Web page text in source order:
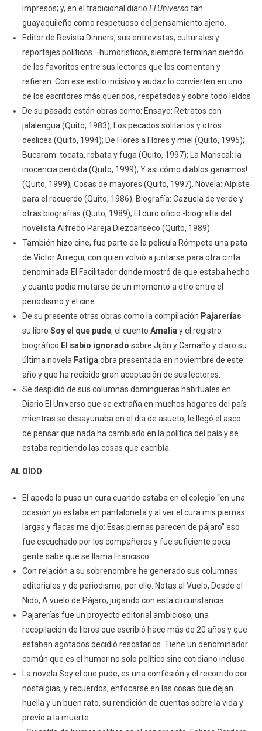
impresos; y, en el tradicional diario El Universo tan
guayaquileño como respetuoso del pensamiento ajeno.
Editor de Revista Dinners, sus entrevistas, culturales y
reportajes políticos –humorísticos, siempre terminan siendo
de los favoritos entre sus lectores que los comentan y
refieren. Con ese estilo incisivo y audaz lo convierten en uno
de los escritores más queridos, respetados y sobre todo leídos
De su pasado están obras como: Ensayo: Retratos con
jalalengua (Quito, 1983); Los pecados solitarios y otros
deslices (Quito, 1994); De Flores a Flores y miel (Quito, 1995);
Bucaram: tocata, robata y fuga (Quito, 1997); La Mariscal: la
inocencia perdida (Quito, 1999); Y así cómo diablos ganamos!
(Quito, 1999); Cosas de mayores (Quito, 1997). Novela: Alpiste
para el recuerdo (Quito, 1986). Biografía: Cazuela de verde y
otras biografías (Quito, 1989); El duro oficio -biografía del
novelista Alfredo Pareja Diezcanseco (Quito, 1989).
También hizo cine, fue parte de la película Rómpete una pata
de Víctor Arregui, con quien volvió a juntarse para otra cinta
denominada El Facilitador donde mostró de que estaba hecho
y cuanto podía mutarse de un momento a otro entre el
periodismo y el cine.
De su presente otras obras como la compilación Pajarerías
su libro Soy el que pude, el cuento Amaliay el registro
biográfico El sabio ignorado sobre Jijón y Camaño y claro su
última novela Fatigaobra presentada en noviembre de este
año y que ha recibido gran aceptación de sus lectores.
Se despidió de sus columnas domingueras habituales en
Diario El Universo que se extraña en muchos hogares del país
mientras se desayunaba en el dia de asueto, le llegó el asco
de pensar que nada ha cambiado en la política del país y se
estaba repitiendo las cosas que escribía.
AL OÍDO
El apodo lo puso un cura cuando estaba en el colegio “en una
ocasión yo estaba en pantaloneta y al ver el cura mis piernas
largas y flacas me dijo: Esas piernas parecen de pájaro” eso
fue escuchado por los compañeros y fue suficiente poca
gente sabe que se llama Francisco.
Con relación a su sobrenombre he generado sus columnas
editoriales y de periodismo, por ello: Notas al Vuelo, Desde el
Nido, A vuelo de Pájaro; jugando con esta circunstancia.
Pajarerías fue un proyecto editorial ambicioso, una
recopilación de libros que escribió hace más de 20 años y que
estaban agotados decidió rescatarlos. Tiene un denominador
común que es el humor no solo político sino cotidiano incluso.
La novela Soy el que pude, es una confesión y el recorrido por
nostalgias, y recuerdos, enfocarse en las cosas que dejan
huella y un buen rato, su rendición de cuentas sobre la vida y
previo a la muerte.